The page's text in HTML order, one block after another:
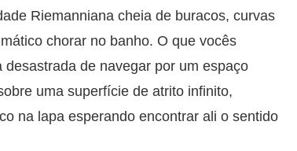
Riemanniana cheia de buracos, curvas
chorar no banho. O que vocês
desastrada de navegar por um espaço
uma superfície de atrito infinito,
na lapa esperando encontrar ali o sentido